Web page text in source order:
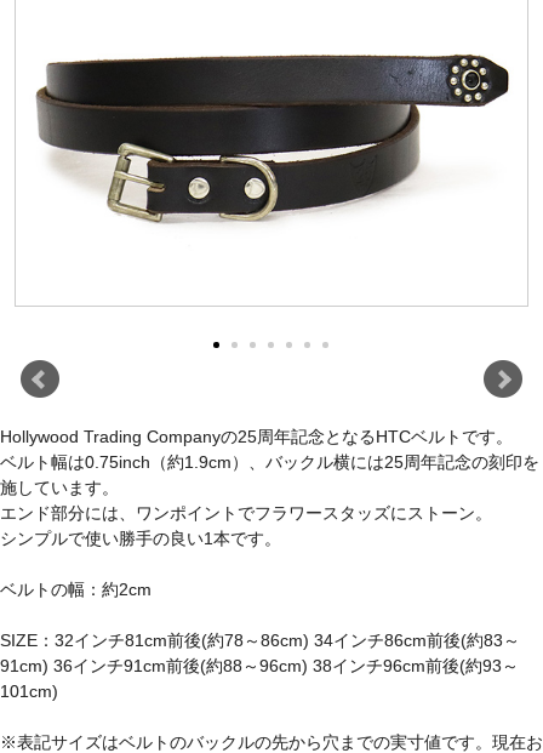
Hollywood Trading Companyの25周年記念となるHTCベルトです。
ベルト幅は0.75inch（約1.9cm）、バックル横には25周年記念の刻印を
施しています。
エンド部分には、ワンポイントでフラワースタッズにストーン。
シンプルで使い勝手の良い1本です。
ベルトの幅：約2cm
SIZE：32インチ81cm前後(約78～86cm) 34インチ86cm前後(約83～
91cm) 36インチ91cm前後(約88～96cm) 38インチ96cm前後(約93～
101cm)
※表記サイズはベルトのバックルの先から穴までの実寸値です。現在お